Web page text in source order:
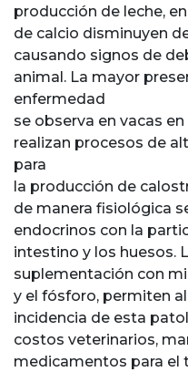
producción de leche,
de calcio disminuyen
causando signos de
animal. La mayor
enfermedad
se observa en vacas
realizan procesos de
para
la producción de
de manera fisiológica
endocrinos con la
intestino y los huesos.
suplementación con
y el fósforo, permiten
incidencia de esta
costos veterinarios,
medicamentos para el